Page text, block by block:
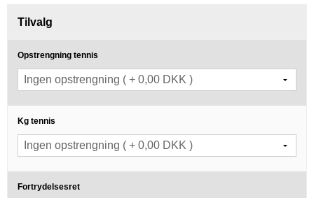
Tilvalg
Opstrengning tennis
Kg tennis
Fortrydelsesret